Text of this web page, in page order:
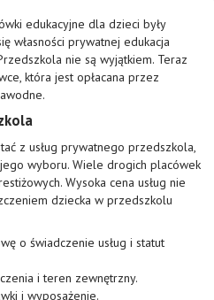
edukacyjne dla dzieci były
własności prywatnej edukacja
nie są wyjątkiem. Teraz
która jest opłacana przez
z usług prywatnego przedszkola,
wyboru. Wiele drogich placówek
Wysoka cena usług nie
dziecka w przedszkolu
o świadczenie usług i statut
i teren zewnętrzny.
i wyposażenie.